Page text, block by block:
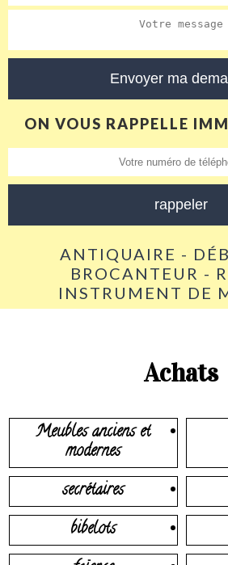
ON VOUS RAPPELLE
ANTIQUAIRE -
BROCANTEUR -
INSTRUMENT DE
Achats
Meubles anciens et
modernes
secrétaires
bibelots